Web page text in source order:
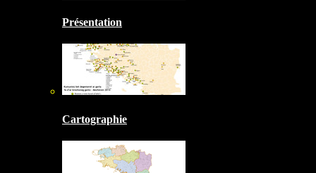
Présentation
Cartographie